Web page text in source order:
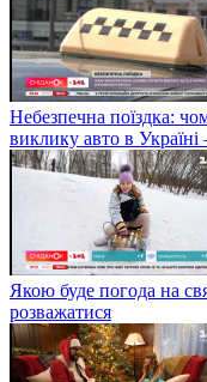
Небезпечна поїздка:
виклику авто в Україні
Якою буде погода на
розважатися